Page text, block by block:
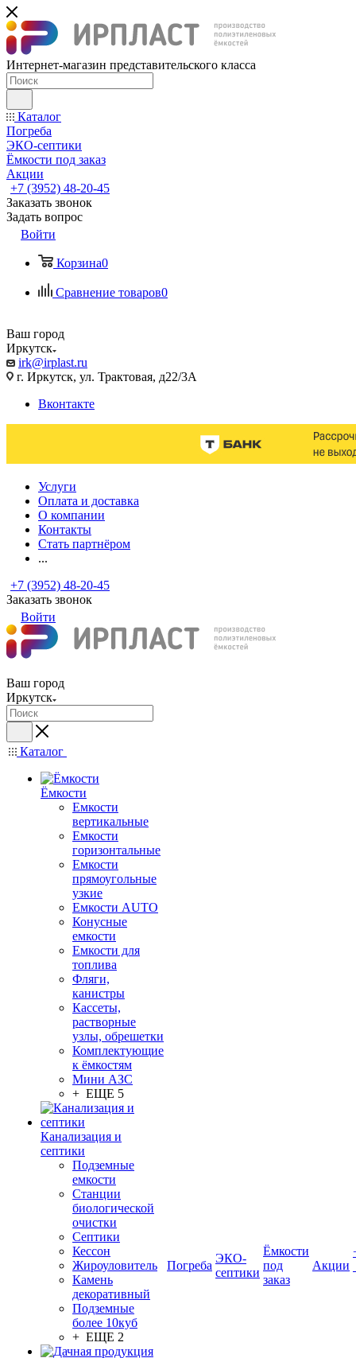
Интернет-магазин представительского класса
Каталог
Погреба
ЭКО-септики
Ёмкости под заказ
Акции
+7 (3952) 48-20-45
Заказать звонок
Задать вопрос
Войти
Корзина0
Сравнение товаров0
Ваш город
Иркутск
irk@irplast.ru
г. Иркутск, ул. Трактовая, д22/3А
Вконтакте
Услуги
Оплата и доставка
О компании
Контакты
Стать партнёром
...
+7 (3952) 48-20-45
Заказать звонок
Войти
Ваш город
Иркутск
Каталог
Ёмкости
Емкости
вертикальные
Емкости
горизонтальные
Емкости
прямоугольные
узкие
Емкости АUТО
Конусные
емкости
Емкости для
топлива
Фляги,
канистры
Кассеты,
растворные
узлы, обрешетки
Комплектующие
к ёмкостям
Мини АЗС
+ ЕЩЕ 5
Канализация и
септики
Подземные
емкости
Станции
биологической
очистки
Септики
Кессон
Жироуловитель
Камень
декоративный
Подземные
более 10куб
+ ЕЩЕ 2
Погреба
ЭКО-
септики
Ёмкости
под
заказ
Акции